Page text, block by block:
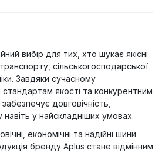
вибір для тих, хто шукає якісні
сільськогосподарської
Завдяки сучасному
якості та конкурентним
довговічність,
навіть у найскладніших умовах.
економічні та надійні шини
бренду Aplus стане відмінним